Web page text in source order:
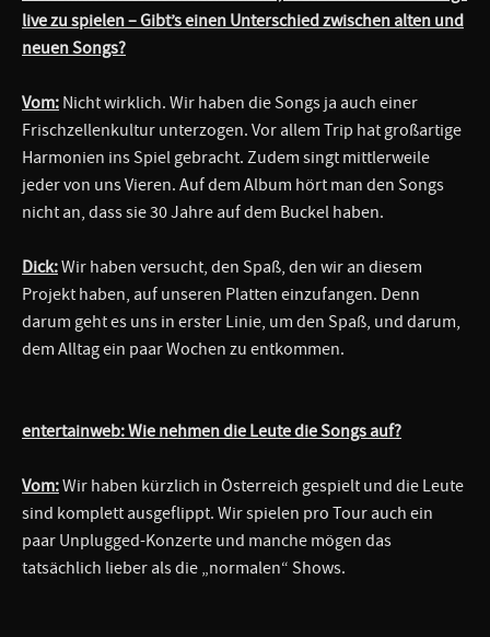
live zu spielen – Gibt’s einen Unterschied zwischen alten und
neuen Songs?
Vom: Nicht wirklich. Wir haben die Songs ja auch einer
Frischzellenkultur unterzogen. Vor allem Trip hat großartige
Harmonien ins Spiel gebracht. Zudem singt mittlerweile
jeder von uns Vieren. Auf dem Album hört man den Songs
nicht an, dass sie 30 Jahre auf dem Buckel haben.
Dick:Wir haben versucht, den Spaß, den wir an diesem
Projekt haben, auf unseren Platten einzufangen. Denn
darum geht es uns in erster Linie, um den Spaß, und darum,
dem Alltag ein paar Wochen zu entkommen.
entertainweb: Wie nehmen die Leute die Songs auf?
Vom:Wir haben kürzlich in Österreich gespielt und die Leute
sind komplett ausgeflippt. Wir spielen pro Tour auch ein
paar Unplugged-Konzerte und manche mögen das
tatsächlich lieber als die „normalen“ Shows.